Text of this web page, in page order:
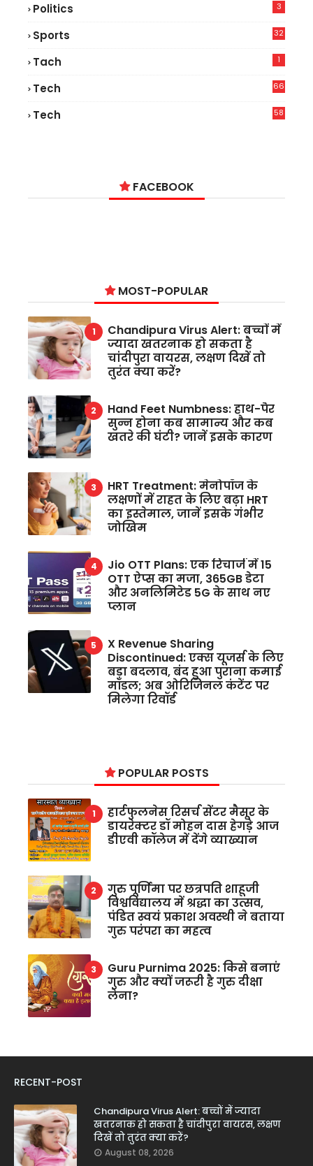
Politics 3
Sports 32
Tach 1
Tech
66
Tech
58
FACEBOOK
MOST-POPULAR
Chandipura Virus Alert: बच्चों में
ज्यादा खतरनाक हो सकता है
चांदीपुरा वायरस, लक्षण दिखें तो
तुरंत क्या करें?
Hand Feet Numbness: हाथ-पैर
सुन्न होना कब सामान्य और कब
खतरे की घंटी? जानें इसके कारण
HRT Treatment: मेनोपॉज के
लक्षणों में राहत के लिए बढ़ा HRT
का इस्तेमाल, जानें इसके गंभीर
जोखिम
Jio OTT Plans: एक रिचार्ज में 15
OTT ऐप्स का मजा, 365GB डेटा
और अनलिमिटेड 5G के साथ नए
प्लान
X Revenue Sharing
Discontinued: एक्स यूजर्स के लिए
बड़ा बदलाव, बंद हुआ पुराना कमाई
मॉडल; अब ओरिजिनल कंटेंट पर
मिलेगा रिवॉर्ड
POPULAR POSTS
हार्टफुलनेस रिसर्च सेंटर मैसूर के
डायरेक्टर डॉ मोहन दास हेगड़े आज
डीएवी कॉलेज में देंगे व्याख्यान
गुरु पूर्णिमा पर छत्रपति शाहूजी
विश्वविद्यालय में श्रद्धा का उत्सव,
पंडित स्वयं प्रकाश अवस्थी ने बताया
गुरु परंपरा का महत्व
Guru Purnima 2025: किसे बनाएं
गुरु और क्यों जरूरी है गुरु दीक्षा
लेना?
RECENT-POST
Chandipura Virus Alert: बच्चों में ज्यादा
खतरनाक हो सकता है चांदीपुरा वायरस, लक्षण
दिखें तो तुरंत क्या करें?
August 08, 2026